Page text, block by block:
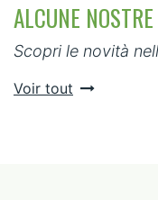
ALCUNE
Scopri le novità
Voir tout